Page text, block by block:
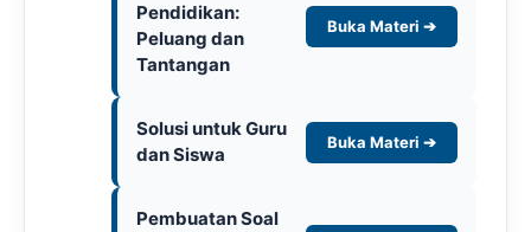
Pendidikan:
Peluang dan
Tantangan
Buka Materi ➔
Solusi untuk Guru
dan Siswa
Buka Materi ➔
Pembuatan Soal